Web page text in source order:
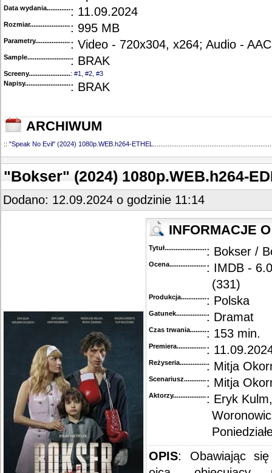
Data wydania......................................
: 11.09.2024
Rozmiar...........................................
: 995 MB
Parametry.........................................: Video - 720x304, x264; Audio - AAC
Sample............................................
: BRAK
Screeny...........................................
: #1 #2 #3
Napisy............................................
: BRAK
ARCHIWUM
:: "Speak No Evil" (2024) 1080p.WEB.h264-ETHEL
"Bokser" (2024) 1080p.WEB.h264-
Dodano: 12.09.2024 o godzinie 11:14
INFORMACJE
Tytuł............................................
: Bokser /
Ocena.............................................
: IMDB -
(331)
Produkcja.........................................
: Polska
Gatunek...........................................
: Dramat
Czas trwania......................................
: 153 min.
Premiera..........................................
:
Reżyseria........................................
: Mitja
Scenariusz........................................
: Mitja
Aktorzy...........................................
: Eryk
OPIS: Obawiając się